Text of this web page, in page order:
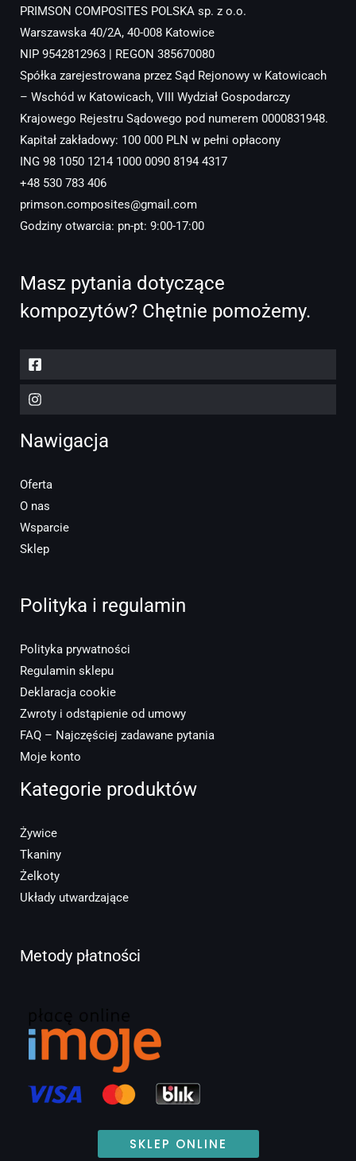
PRIMSON COMPOSITES POLSKA sp. z o.o.
Warszawska 40/2A, 40-008 Katowice
NIP 9542812963 | REGON 385670080
Spółka zarejestrowana przez Sąd Rejonowy w Katowicach
– Wschód w Katowicach, VIII Wydział Gospodarczy
Krajowego Rejestru Sądowego pod numerem 0000831948.
Kapitał zakładowy: 100 000 PLN w pełni opłacony
ING 98 1050 1214 1000 0090 8194 4317
+48 530 783 406
primson.composites@gmail.com
Godziny otwarcia: pn-pt: 9:00-17:00
Masz pytania dotyczące
kompozytów? Chętnie pomożemy.
Nawigacja
Oferta
O nas
Wsparcie
Sklep
Polityka i regulamin
Polityka prywatności
Regulamin sklepu
Deklaracja cookie
Zwroty i odstąpienie od umowy
FAQ – Najczęściej zadawane pytania
Moje konto
Kategorie produktów
Żywice
Tkaniny
Żelkoty
Układy utwardzające
Metody płatności
SKLEP ONLINE